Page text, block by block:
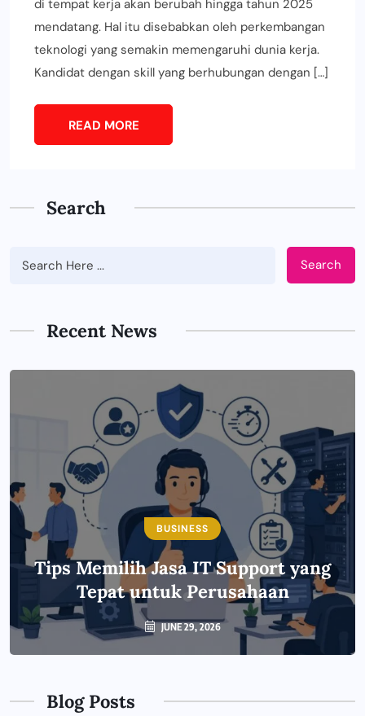
di tempat kerja akan berubah hingga tahun 2025
mendatang. Hal itu disebabkan oleh perkembangan
teknologi yang semakin memengaruhi dunia kerja.
Kandidat dengan skill yang berhubungan dengan […]
READ MORE
Search
Search
Recent News
BUSINESS
Tips Memilih Jasa IT Support yang
Tepat untuk Perusahaan
JUNE 29, 2026
Blog Posts